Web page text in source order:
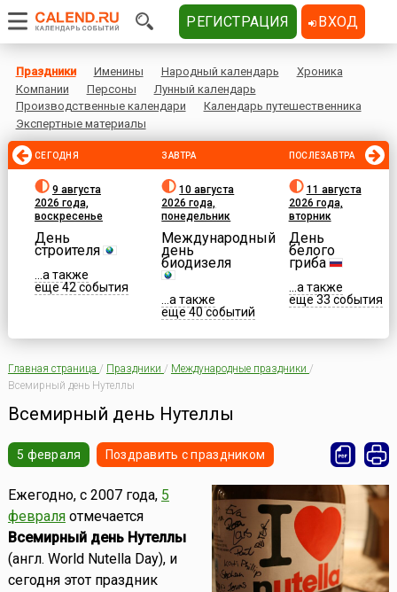
Праздники Именины Народный календарь
Хроника
Компании
Персоны
Лунный календарь
Производственные календари
Календарь путешественника
Экспертные материалы
СЕГОДНЯ
9 августа
2026 года,
воскресенье
День
строителя
...а также
еще 42 события
ЗАВТРА
10 августа
2026 года,
понедельник
Международный
день
биодизеля
...а также
еще 40 событий
ПОСЛЕЗАВТРА
11 августа
2026 года,
вторник
День
белого
гриба
...а также
еще 33 события
Главная страница / Праздники / Международные праздники /
Всемирный день Нутеллы
Всемирный день Нутеллы
5 февраля Поздравить с праздником
Ежегодно, с 2007 года, 5
февраляотмечается
Всемирный день Нутеллы
(англ. World Nutella Day), и
сегодня этот праздник
РЕГИСТРАЦИЯ ВХОД